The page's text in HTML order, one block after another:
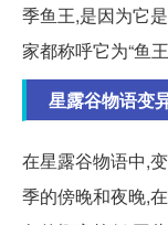
季鱼王,是因为它
家都称呼它为“鱼
星露谷物语变
在星露谷物语中,
季的傍晚和夜晚,